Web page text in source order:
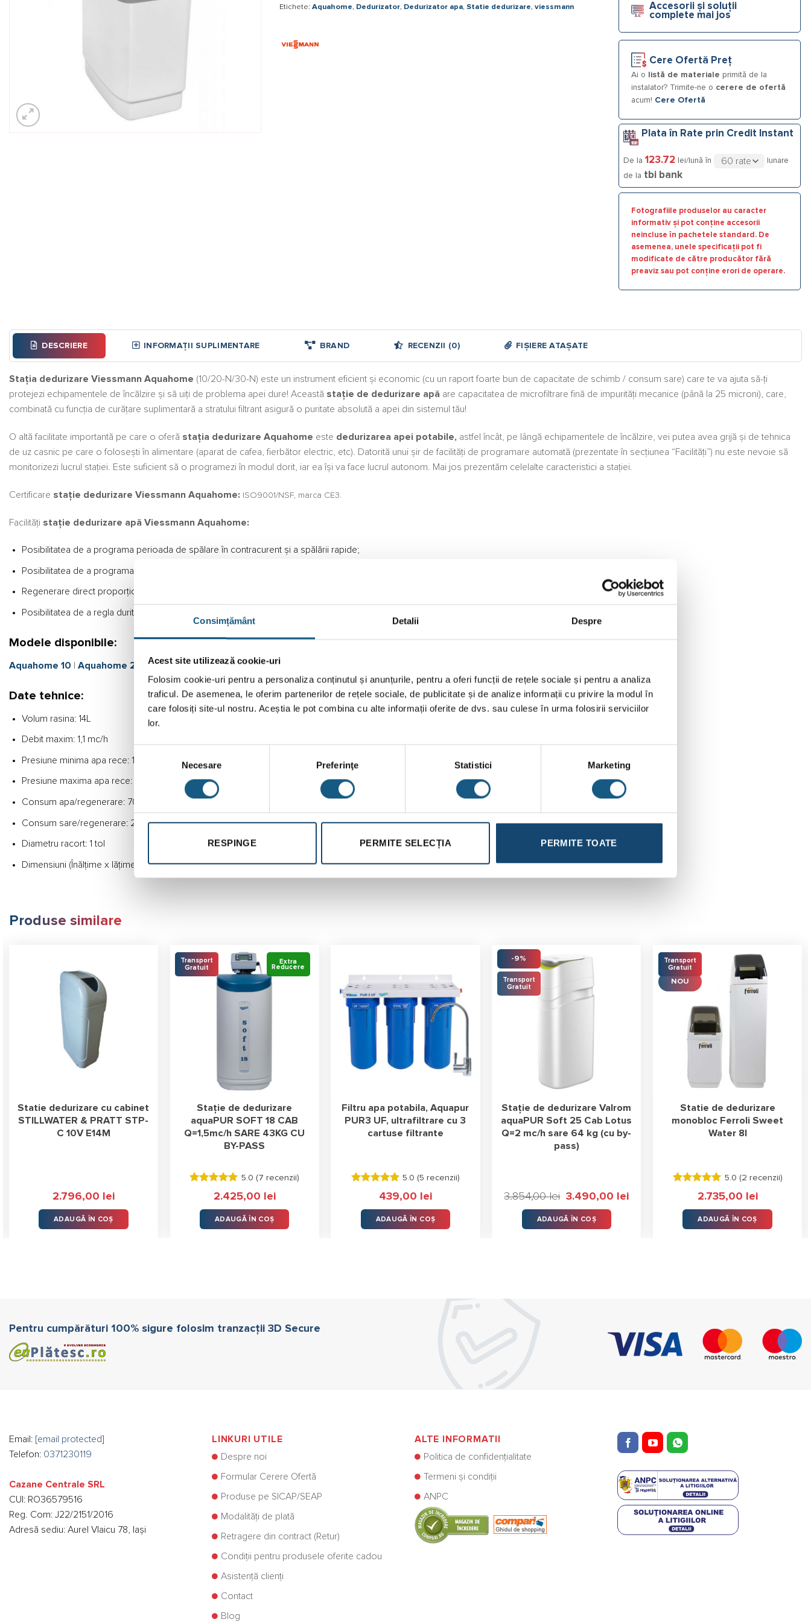
Consimțământ Detalii Despre
Acest site utilizează cookie-uri
Folosim cookie-uri pentru a personaliza conținutul și anunțurile, pentru a oferi funcții de rețele sociale și pentru a analiza
traficul. De asemenea, le oferim partenerilor de rețele sociale, de publicitate și de analize informații cu privire la modul în
care folosiți site-ul nostru. Aceștia le pot combina cu alte informații oferite de dvs. sau culese în urma folosirii serviciilor
lor.
consimțământului
Necesare Preferinţe Statistici Marketing
RESPINGE PERMITE SELECȚIA PERMITE TOATE
Etichete: Aquahome, Dedurizator, Dedurizator apa, Statie dedurizare, viessmann
Accesorii și soluții
complete mai jos
Cere Ofertă Preț
Ai o listă de materiale primită de la
instalator? Trimite-ne o cerere de ofertă
acum! Cere Ofertă
Plata în Rate prin Credit Instant
De la 123.72 lei/lună în
lunare
de la tbi bank
Fotografiile produselor au caracter
informativ și pot conține accesorii
neincluse în pachetele standard. De
asemenea, unele specificații pot fi
modificate de către producător fără
preaviz sau pot conține erori de operare.
DESCRIERE INFORMAȚII SUPLIMENTARE BRAND RECENZII (0) FIȘIERE ATAȘATE
Stația dedurizare Viessmann Aquahome (10/20-N/30-N) este un instrument eficient și economic (cu un raport foarte bun de capacitate de schimb / consum sare) care te va ajuta să-ți
protejezi echipamentele de încălzire și să uiți de problema apei dure! Această stație de dedurizare apă are capacitatea de microfiltrare fină de impurități mecanice (până la 25 microni), care,
combinată cu funcția de curățare suplimentară a stratului filtrant asigură o puritate absolută a apei din sistemul tău!
O altă facilitate importantă pe care o oferă stația dedurizare Aquahome este dedurizarea apei potabile, astfel încât, pe lângă echipamentele de încălzire, vei putea avea grijă și de tehnica
de uz casnic pe care o folosești în alimentare (aparat de cafea, fierbător electric, etc). Datorită unui șir de facilități de programare automată (prezentate în secțiunea “Facilități”) nu este nevoie să
monitorizezi lucrul stației. Este suficient să o programezi în modul dorit, iar ea își va face lucrul autonom. Mai jos prezentăm celelalte caracteristici a stației.
Certificare stație dedurizare Viessmann Aquahome: ISO9001/NSF, marca CE3.
Facilități stație dedurizare apă Viessmann Aquahome:
Posibilitatea de a programa perioada de spălare în contracurent și a spălării rapide;
Posibilitatea de a programa regenerarea automată după epuizarea capacității de dedurizare al rășinii;
Regenerare direct proporțională în raport cu volumul de apă prelucrat;
Posibilitatea de a regla duritatea reziduală.
Modele disponibile:
Aquahome 10 Aquahome 20-N|Aquahome 30-N
Date tehnice:
Volum rasina: 14L
Debit maxim: 1,1 mc/h
Presiune minima apa rece: 1,4 bari
Presiune maxima apa rece: 8 bari
Consum apa/regenerare: 70-80L
Consum sare/regenerare: 2,3kg
Diametru racort: 1 tol
Dimensiuni (Înălțime x lățime x adâncime): 650x300x480 mm
Produse similare
Statie dedurizare cu cabinet
STILLWATER & PRATT STP-
C 10V E14M
2.796,00 lei
ADAUGĂ ÎN COȘ
Transport
Gratuit
Extra
Reducere
Stație de dedurizare
aquaPUR SOFT 18 CAB
Q=1,5mc/h SARE 43KG CU
BY-PASS
Evaluat la
stele
din 5
5.0 (7 recenzii)
2.425,00 lei
ADAUGĂ ÎN COȘ
Filtru apa potabila, Aquapur
PUR3 UF, ultrafiltrare cu 3
cartuse filtrante
Evaluat la
stele
din 5
5.0 (5 recenzii)
439,00 lei
ADAUGĂ ÎN COȘ
-9%
Transport
Gratuit
Stație de dedurizare Valrom
aquaPUR Soft 25 Cab Lotus
Q=2 mc/h sare 64 kg (cu by-
pass)
3.854,00lei
Prețul
a
fost:
3.854,00 lei.
3.490,00 leiPrețul
ADAUGĂ ÎN COȘ
Transport
Gratuit
NOU
Statie de dedurizare
monobloc Ferroli Sweet
Water 8l
Evaluat la
stele
din 5
5.0 (2 recenzii)
2.735,00 lei
ADAUGĂ ÎN COȘ
Pentru cumpărături 100% sigure folosim tranzacții 3D Secure
Email: [email protected]
Telefon: 0371230119
Cazane Centrale SRL
CUI: RO36579516
Reg. Com: J22/2151/2016
Adresă sediu: Aurel Vlaicu 78, Iași
LINKURI UTILE
Despre noi
Formular Cerere Ofertă
Produse pe SICAP/SEAP
Modalități de plată
Retragere din contract (Retur)
Condiții pentru produsele oferite cadou
Asistență clienți
Contact
Blog
ALTE INFORMATII
Politica de confidențialitate
Termeni și condiții
ANPC